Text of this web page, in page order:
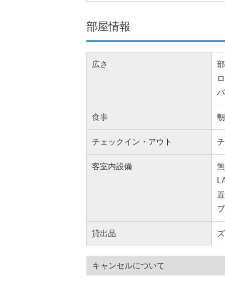
部屋情報
広さ
食事
チェックイン・アウト
客室内設備
貸出品
キャンセルについて